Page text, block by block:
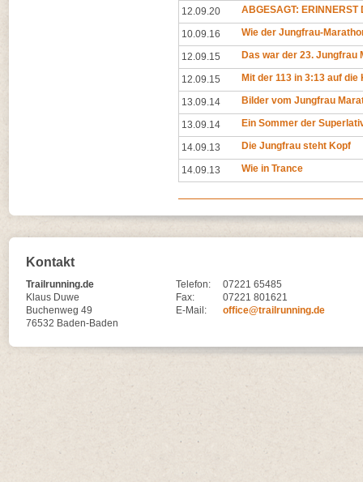
12.09.20 ABGESAGT: ERINNERST
10.09.16 Wie der Jungfrau-
12.09.15 Das war der 23. Jungfrau
12.09.15 Mit der 113 in 3:13 auf
13.09.14 Bilder vom Jungfrau
13.09.14 Ein Sommer der
14.09.13 Die Jungfrau steht Kopf
14.09.13 Wie in Trance
Kontakt
Trailrunning.de
Klaus Duwe
Buchenweg 49
76532 Baden-Baden
Telefon:
07221 65485
Fax:
07221 801621
E-Mail:
office@trailrunning.de